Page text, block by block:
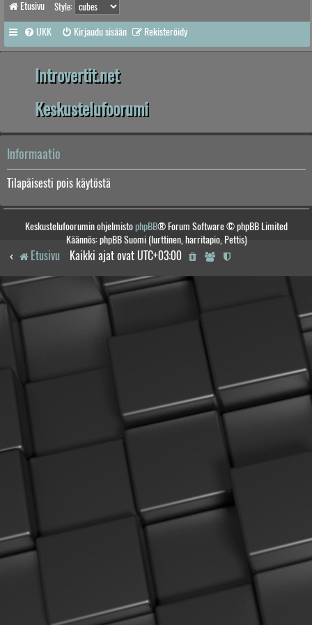
Etusivu Style:
UKK Kirjaudu sisään Rekisteröidy
Introvertit.net
Keskustelufoorumi
Informaatio
Tilapäisesti pois käytöstä
Keskustelufoorumin ohjelmistophpBB® Forum Software © phpBB Limited
Käännös: phpBB Suomi (lurttinen, harritapio, Pettis)
Etusivu Kaikki ajat ovat UTC+03:00